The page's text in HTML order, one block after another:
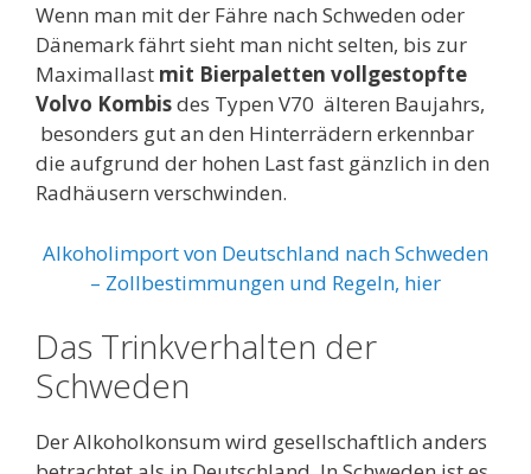
Wenn man mit der Fähre nach Schweden oder
Dänemark fährt sieht man nicht selten, bis zur
Maximallast mit Bierpaletten vollgestopfte
Volvo Kombisdes Typen V70 älteren Baujahrs,
besonders gut an den Hinterrädern erkennbar
die aufgrund der hohen Last fast gänzlich in den
Radhäusern verschwinden.
Alkoholimport von Deutschland nach Schweden
– Zollbestimmungen und Regeln, hier
Das Trinkverhalten der
Schweden
Der Alkoholkonsum wird gesellschaftlich anders